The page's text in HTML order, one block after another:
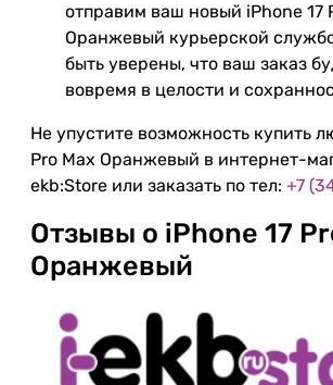
отправим ваш новый iPhone 17
Оранжевый курьерской
быть уверены, что ваш заказ
вовремя в целости и
Не упустите возможность купить
Pro Max Оранжевый в интернет-
ekb:Store или заказать по тел: +7
Отзывы о iPhone 17
Оранжевый